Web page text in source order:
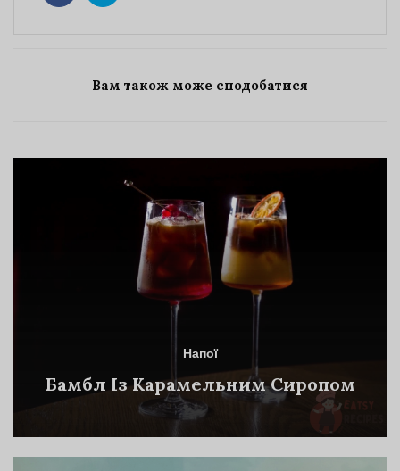
Вам також може сподобатися
Напої
Бамбл Із Карамельним Сиропом